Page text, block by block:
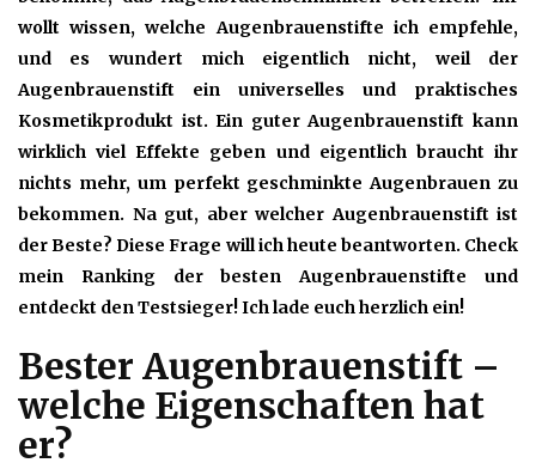
wollt wissen, welche Augenbrauenstifte ich empfehle,
und es wundert mich eigentlich nicht, weil der
Augenbrauenstift ein universelles und praktisches
Kosmetikprodukt ist. Ein guter Augenbrauenstift kann
wirklich viel Effekte geben und eigentlich braucht ihr
nichts mehr, um perfekt geschminkte Augenbrauen zu
bekommen. Na gut, aber welcher Augenbrauenstift ist
der Beste? Diese Frage will ich heute beantworten. Check
mein Ranking der besten Augenbrauenstifte und
entdeckt den Testsieger! Ich lade euch herzlich ein!
Bester Augenbrauenstift –
welche Eigenschaften hat
er?